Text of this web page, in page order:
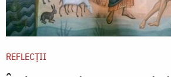
REFLECȚII